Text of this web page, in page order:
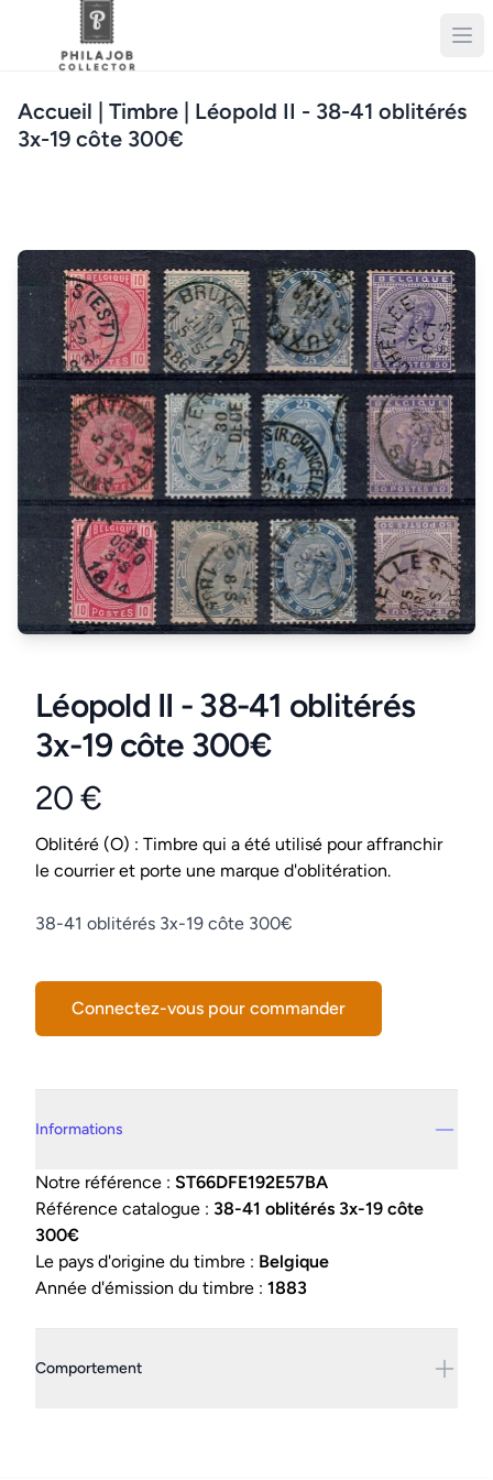
Accueil | Timbre | Léopold II - 38-41 oblitérés
3x-19 côte 300€
Léopold II - 38-41 oblitérés
3x-19 côte 300€
Product information
20 €
Conditions
Oblitéré (O) : Timbre qui a été utilisé pour affranchir
le courrier et porte une marque d'oblitération.
Description
38-41 oblitérés 3x-19 côte 300€
Connectez-vous pour commander
Informations
Notre référence : ST66DFE192E57BA
Référence catalogue : 38-41 oblitérés 3x-19 côte
300€
Le pays d'origine du timbre : Belgique
Année d'émission du timbre : 1883
Comportement